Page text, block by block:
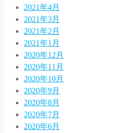
2021年4月
2021年3月
2021年2月
2021年1月
2020年12月
2020年11月
2020年10月
2020年9月
2020年8月
2020年7月
2020年6月